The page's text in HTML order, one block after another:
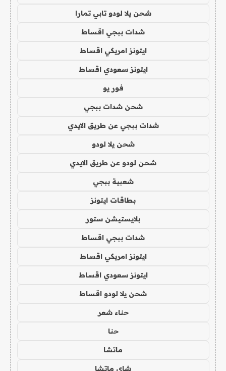
شحن يلا لودو تابي تمارا
شدات ببجي اقساط
ايتونز امريكي اقساط
ايتونز سعودي اقساط
فور يو
شحن شدات ببجي
شدات ببجي عن طريق الايدي
شحن يلا لودو
شحن لودو عن طريق الايدي
شعبية ببجي
بطاقات ايتونز
بلايستيشن ستور
شدات ببجي اقساط
ايتونز امريكي اقساط
ايتونز سعودي اقساط
شحن يلا لودو اقساط
حناء شعر
حنا
ماتشا
شاي ماتشا